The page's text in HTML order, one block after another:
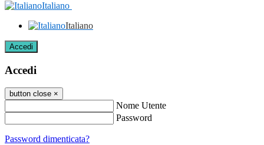
Italiano
Italiano
Accedi
Accedi
button close ×
Nome Utente
Password
Password dimenticata?